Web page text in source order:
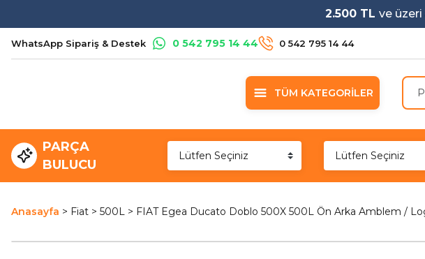
2.500 TL ve üzeri
WhatsApp Sipariş & Destek 0 542 795 14 44 0 542 795 14 44
TÜM KATEGORİLER
PARÇA
BULUCU
Anasayfa Fiat 500L FIAT Egea Ducato Doblo 500X 500L Ön Arka Amblem /